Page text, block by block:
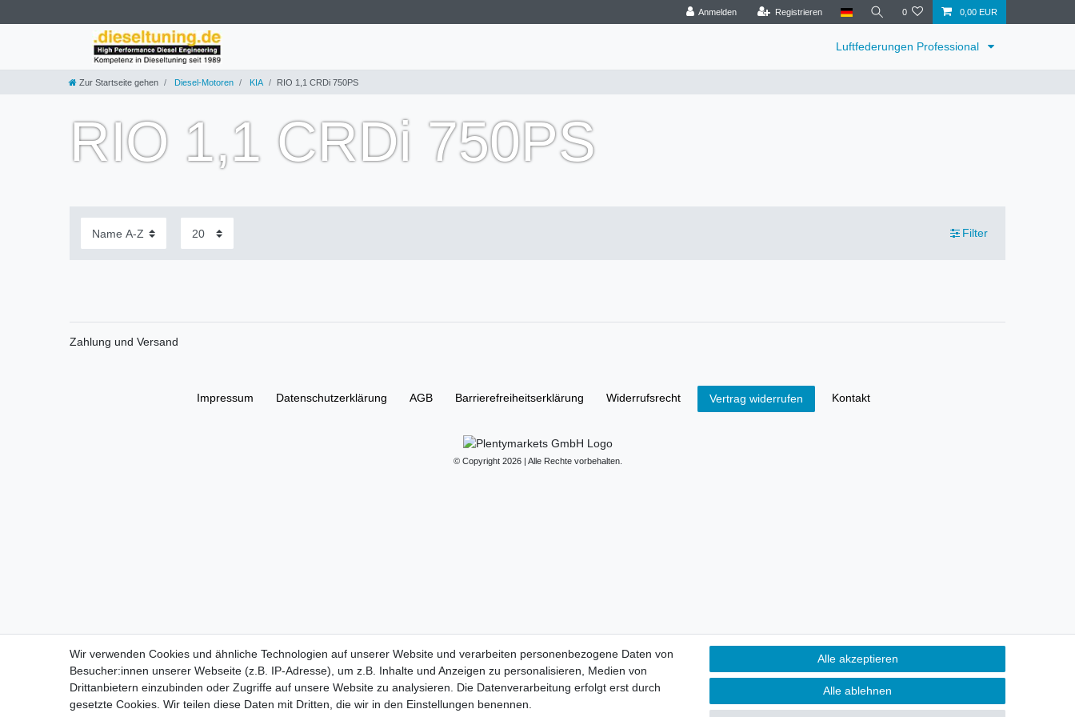
Anmelden Registrieren 0 0,00 EUR
Luftfederungen Professional
Zur Startseite gehen Diesel-Motoren KIA RIO 1,1 CRDi 750PS
RIO 1,1 CRDi 750PS
Filter
Zahlung und Versand
Impressum Daten­schutz­erklärung AGB Barrierefreiheitserklärung Widerrufs­recht Vertrag widerrufen Kontakt
© Copyright 2026 | Alle Rechte vorbehalten.
Wir verwenden Cookies und ähnliche Technologien auf unserer Website und verarbeiten personenbezogene Daten von
Besucher:innen unserer Webseite (z.B. IP-Adresse), um z.B. Inhalte und Anzeigen zu personalisieren, Medien von
Drittanbietern einzubinden oder Zugriffe auf unsere Website zu analysieren. Die Datenverarbeitung erfolgt erst durch
gesetzte Cookies. Wir teilen diese Daten mit Dritten, die wir in den Einstellungen benennen.
Alle akzeptieren
Alle ablehnen